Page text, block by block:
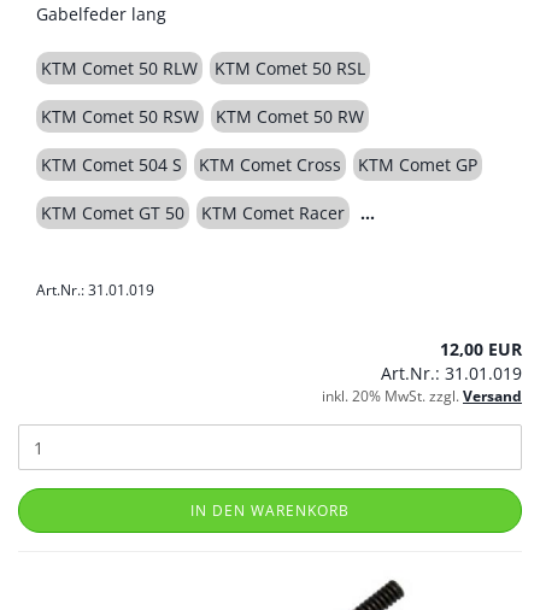
Gabelfeder lang
KTM Comet 50 RLW KTM Comet 50 RSL
KTM Comet 50 RSW KTM Comet 50 RW
KTM Comet 504 S KTM Comet Cross KTM Comet GP
KTM Comet GT 50 KTM Comet Racer
Art.Nr.: 31.01.019
12,00 EUR
Art.Nr.: 31.01.019
inkl. 20% MwSt. zzgl.Versand
IN DEN WARENKORB